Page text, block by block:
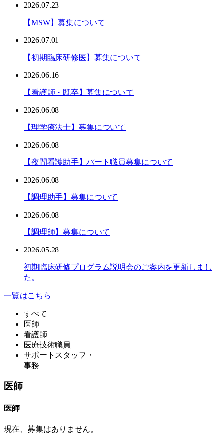
2026.07.23
【MSW】募集について
2026.07.01
【初期臨床研修医】募集について
2026.06.16
【看護師・既卒】募集について
2026.06.08
【理学療法士】募集について
2026.06.08
【夜間看護助手】パート職員募集について
2026.06.08
【調理助手】募集について
2026.06.08
【調理師】募集について
2026.05.28
初期臨床研修プログラム説明会のご案内を更新しまし
た。
一覧はこちら
すべて
医師
看護師
医療技術職員
サポートスタッフ・
事務
医師
医師
現在、募集はありません。